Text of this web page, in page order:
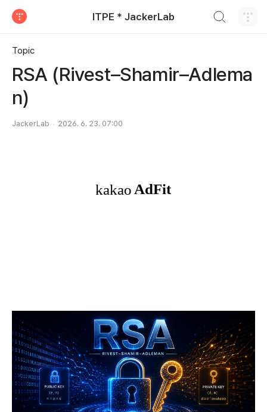
ITPE * JackerLab
Topic
RSA (Rivest–Shamir–Adlema
n)
JackerLab 2026. 6. 23. 07:00